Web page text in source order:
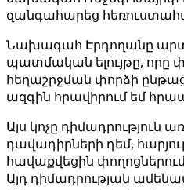
զանգահարեց
Նախագահ Էրդողանը
պատմական ելույթը,
հեղաշրջման փորձի
ազգին հրավիրում եմ
Այս կոչը դիմադրություն
դավադիրների դեմ,
հավաքվեցին
Այդ դիմադրության